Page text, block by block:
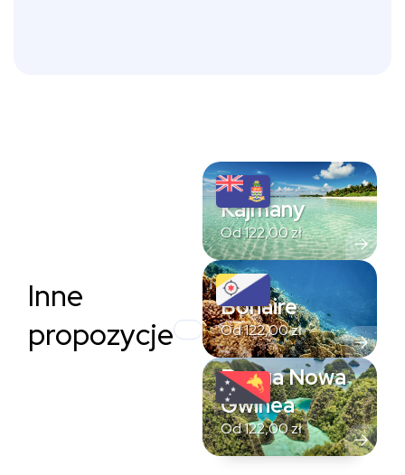
Inne
propozycje
Kajmany
Od122,00zł
Bonaire
Od122,00zł
Papua Nowa
Gwinea
Od122,00zł